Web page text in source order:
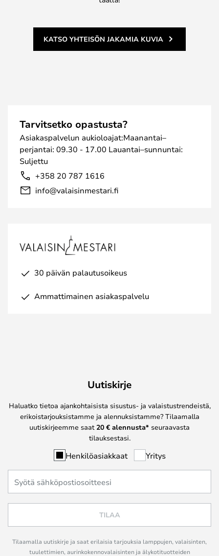
KATSO YHTEISÖN JAKAMIA KUVIA
Tarvitsetko opastusta?
Asiakaspalvelun aukioloajat:Maanantai–
perjantai: 09.30 - 17.00 Lauantai–sunnuntai:
Suljettu
+358 20 787 1616
info@valaisinmestari.fi
30 päivän palautusoikeus
Ammattimainen asiakaspalvelu
Uutiskirje
Haluatko tietoa ajankohtaisista sisustus- ja valaistustrendeistä,
erikoistarjouksistamme ja alennuksistamme? Tilaamalla
uutiskirjeemme saat 20 € alennusta* seuraavasta
tilauksestasi.
Henkilöasiakkaat Yritys
TILAA
Tilaamalla uutiskirje ja saat erilaisia tarjouksia lamppujen, valaisinten,
tuulettimien, aurinkokennovalaisinten ja älykotituotteiden